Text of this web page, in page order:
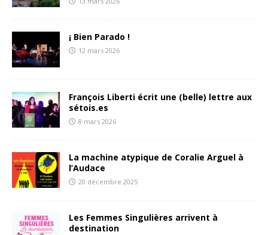
¡ Bien Parado !
12 mars 2026
François Liberti écrit une (belle) lettre aux
sétois.es
8 mars 2026
La machine atypique de Coralie Arguel à
l’Audace
20 décembre 2025
Les Femmes Singulières arrivent à
destination